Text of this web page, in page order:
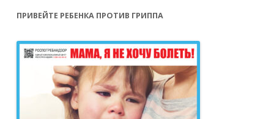
ПРИВЕЙТЕ РЕБЕНКА ПРОТИВ ГРИППА